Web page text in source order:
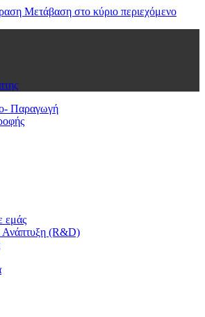
Μετάβαση στο κύριο περιεχόμενο
εμάς
(R&D)